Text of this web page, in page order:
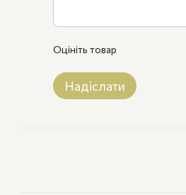
Оцініть товар
Надіслати